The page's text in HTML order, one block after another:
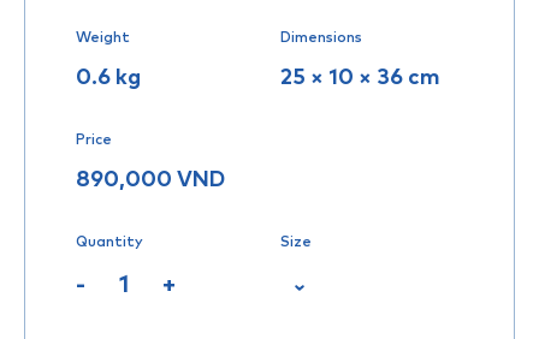
Weight
0.6 kg
Dimensions
25 × 10 × 36 cm
Price
890,000 VND
Quantity
- +
Size